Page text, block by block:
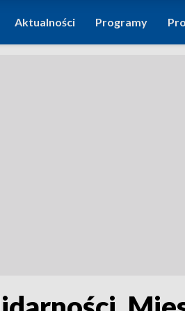
Aktualności Programy